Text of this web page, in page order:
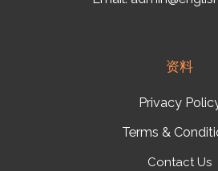
资料
Privacy
Terms &
Contact Us